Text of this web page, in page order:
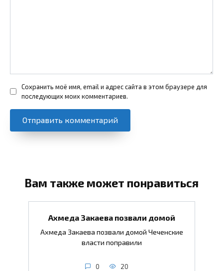
Сохранить моё имя, email и адрес сайта в этом браузере для
последующих моих комментариев.
Вам также может понравиться
Ахмеда Закаева позвали домой
Ахмеда Закаева позвали домой Чеченские
власти поправили
0 20